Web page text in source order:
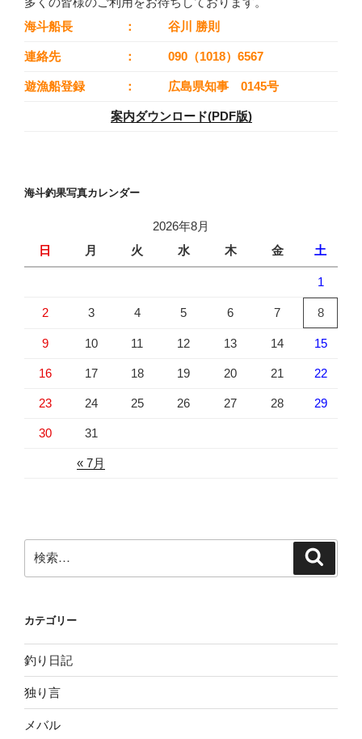
海斗船長
： 谷川 勝則
連絡先 ： 090（1018）6567
遊漁船登録 ： 広島県知事 0145号
案内ダウンロード(PDF版)
海斗釣果写真カレンダー
2026年8月
日
月 火 水 木 金 土
« 7月
1
2 3 4 5 6 7 8
9 10 11 12 13 14 15
16 17 18 19 20 21 22
23 24 25 26 27 28 29
30 31
検
索:
カテゴリー
釣り日記
独り言
メバル